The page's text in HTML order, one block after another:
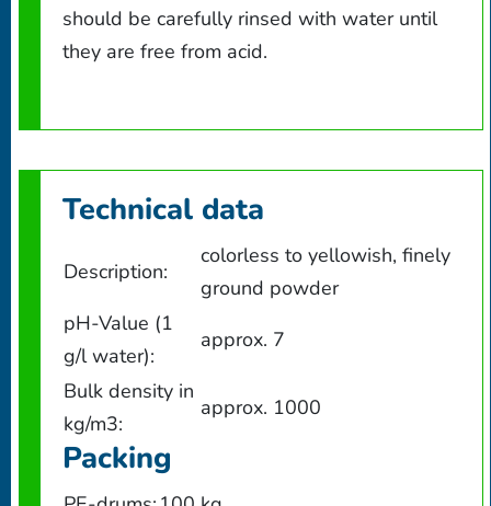
should be carefully rinsed with water until
they are free from acid.
Technical data
Description:
colorless to yellowish, finely
ground powder
pH-Value (1
g/l water):
approx. 7
Bulk density in
kg/m3:
approx. 1000
Packing